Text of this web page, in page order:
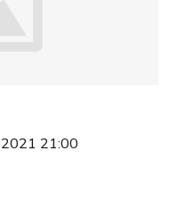
21:00